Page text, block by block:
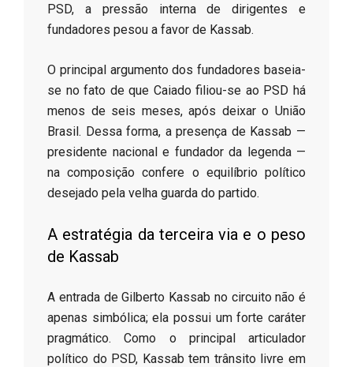
PSD, a pressão interna de dirigentes e
fundadores pesou a favor de Kassab.
​O principal argumento dos fundadores baseia-
se no fato de que Caiado filiou-se ao PSD há
menos de seis meses, após deixar o União
Brasil. Dessa forma, a presença de Kassab —
presidente nacional e fundador da legenda —
na composição confere o equilíbrio político
desejado pela velha guarda do partido.
​A estratégia da terceira via e o peso
de Kassab
​A entrada de Gilberto Kassab no circuito não é
apenas simbólica; ela possui um forte caráter
pragmático. Como o principal articulador
político do PSD, Kassab tem trânsito livre em